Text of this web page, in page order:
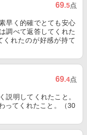
69.5点
早く的確でとても安心
調べて返答してくれた
くれたのが好感が持て
69.4点
説明してくれたこと。
ってくれたこと。（30